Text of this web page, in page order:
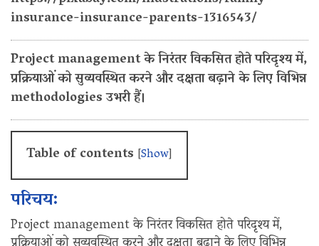
insurance-insurance-parents-1316543/
Project management के निरंतर विकसित होते परिदृश्य में,
प्रक्रियाओं को सुव्यवस्थित करने और दक्षता बढ़ाने के लिए विभिन्न
methodologies उभरी हैं।
Table of contents [Show]
परिचय:
Project management के निरंतर विकसित होते परिदृश्य में,